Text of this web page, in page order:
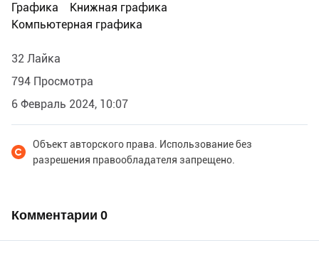
Графика
Книжная графика
Компьютерная графика
32 Лайка
794 Просмотра
6 Февраль 2024, 10:07
Объект авторского права. Использование без
разрешения правообладателя запрещено.
Комментарии 0